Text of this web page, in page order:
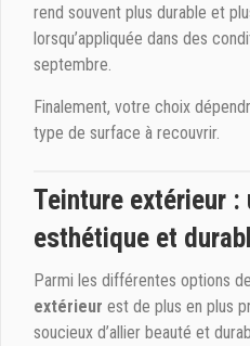
rend souvent plus durable et
lorsqu’appliquée dans des
septembre.
Finalement, votre choix
type de surface à recouvrir.
Teinture extérieur :
esthétique et
Parmi les différentes options
extérieur est de plus en plus
soucieux d’allier beauté et